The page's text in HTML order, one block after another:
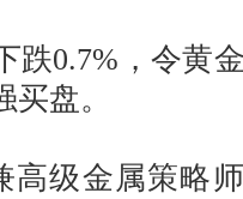
跌0.7%，令黄
盘。
高级金属策略